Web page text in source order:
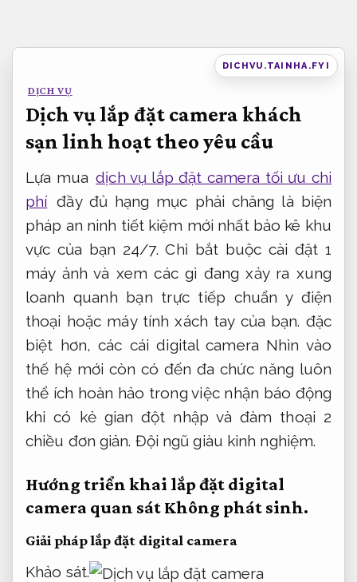
dung
DICHVU.TAINHA.FYI
DỊCH VỤ
Dịch vụ lắp đặt camera khách
sạn linh hoạt theo yêu cầu
Lựa mua dịch vụ lắp đặt camera tối ưu chi
phí đầy đủ hạng mục phải chăng là biện
pháp an ninh tiết kiệm mới nhất bảo kê khu
vực của bạn 24/7. Chỉ bắt buộc cài đặt 1
máy ảnh và xem các gì đang xảy ra xung
loanh quanh bạn trực tiếp chuẩn y điện
thoại hoặc máy tính xách tay của bạn. đặc
biệt hơn, các cái digital camera Nhìn vào
thế hệ mới còn có đến đa chức năng luôn
thể ích hoàn hảo trong việc nhận báo động
khi có kẻ gian đột nhập và đàm thoại 2
chiều đơn giản. Đội ngũ giàu kinh nghiệm.
Hướng triển khai lắp đặt digital
camera quan sát Không phát sinh.
Giải pháp lắp đặt digital camera
Khảo sát.